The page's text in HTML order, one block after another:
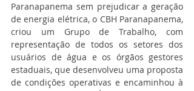
Paranapanema sem prejudicar a geração
de energia elétrica, o CBH Paranapanema,
criou um Grupo de Trabalho, com
representação de todos os setores dos
usuários de água e os órgãos gestores
estaduais, que desenvolveu uma proposta
de condições operativas e encaminhou à